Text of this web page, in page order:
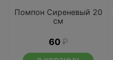
Помпон Сиреневый 20
см
60 ₽